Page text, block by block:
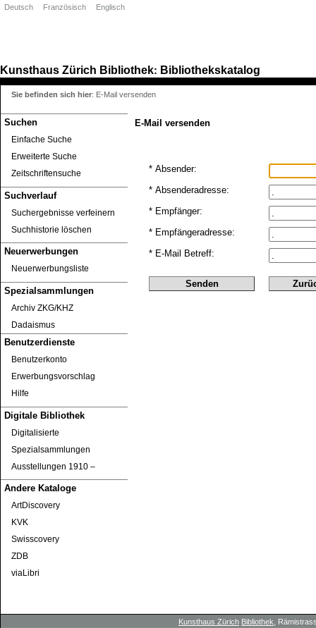
Kunsthaus Zürich Bibliothek: Bibliothekskatalog
Suchen
Einfache Suche
Erweiterte Suche
Zeitschriftensuche
Suchverlauf
Suchergebnisse verfeinern
Suchhistorie löschen
Neuerwerbungen
Neuerwerbungsliste
Spezialsammlungen
Archiv ZKG/KHZ
Dadaismus
Benutzerdienste
Benutzerkonto
Erwerbungsvorschlag
Hilfe
Digitale Bibliothek
Digitalisierte
Spezialsammlungen
Ausstellungen 1910 ‒
Andere Kataloge
ArtDiscovery
KVK
Swisscovery
ZDB
viaLibri
Deutsch Französisch Englisch
Sie befinden sich hier: E-Mail versenden
E-Mail versenden
* Absender:
* Absenderadresse:
* Empfänger:
* Empfängeradresse:
* E-Mail Betreff:
Kunsthaus Zürich Bibliothek ,